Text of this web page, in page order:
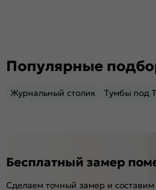
Популярные
Журнальный столик Тумбы под
Бесплатный замер
Сделаем точный замер и